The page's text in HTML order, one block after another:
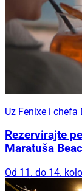
Uz Fenixe i chefa
Rezervirajte
Maratuša
Od 11. do 14.